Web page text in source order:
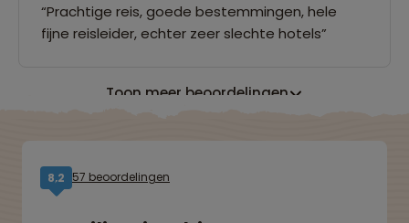
“Prachtige reis, goede bestemmingen, hele
fijne reisleider, echter zeer slechte hotels”
Toon meer beoordelingen
8,2 57 beoordelingen